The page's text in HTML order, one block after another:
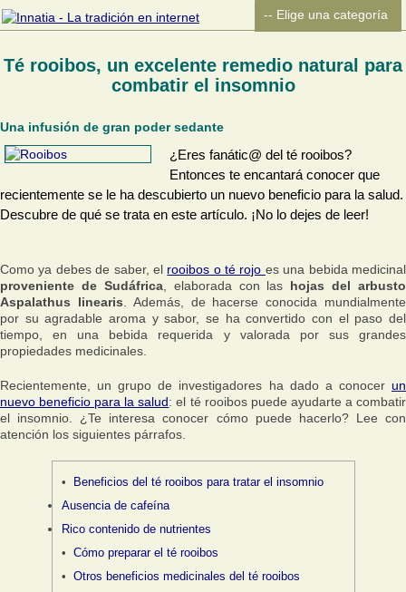
Té rooibos, un excelente remedio natural para
combatir el insomnio
Una infusión de gran poder sedante
¿Eres fanátic@ del té rooibos?
Entonces te encantará conocer que
recientemente se le ha descubierto un nuevo beneficio para la salud.
Descubre de qué se trata en este artículo. ¡No lo dejes de leer!
Como ya debes de saber, el rooibos o té rojo es una bebida medicinal
proveniente de Sudáfrica, elaborada con las hojas del arbusto
Aspalathus linearis . Además, de hacerse conocida mundialmente
por su agradable aroma y sabor, se ha convertido con el paso del
tiempo, en una bebida requerida y valorada por sus grandes
propiedades medicinales.
Recientemente, un grupo de investigadores ha dado a conocer un
nuevo beneficio para la salud: el té rooibos puede ayudarte a combatir
el insomnio. ¿Te interesa conocer cómo puede hacerlo? Lee con
atención los siguientes párrafos.
Beneficios del té rooibos para tratar el insomnio
Ausencia de cafeína
Rico contenido de nutrientes
Cómo preparar el té rooibos
Otros beneficios medicinales del té rooibos